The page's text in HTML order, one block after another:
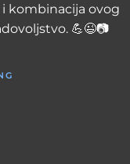
kombinacija ovog
💪😉📷